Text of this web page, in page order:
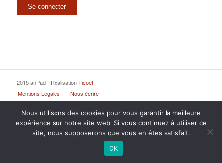
2015 anPad - RéalisationTicoët
Mentions Légales
Nous écrire
Nous utilisons des cookies pour vous garantir la meilleure
expérience sur notre site web. Si vous continuez à utiliser ce
site, nous supposerons que vous en êtes satisfait.
OK